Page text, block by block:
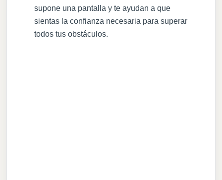
supone una pantalla y te ayudan a que
sientas la confianza necesaria para superar
todos tus obstáculos.